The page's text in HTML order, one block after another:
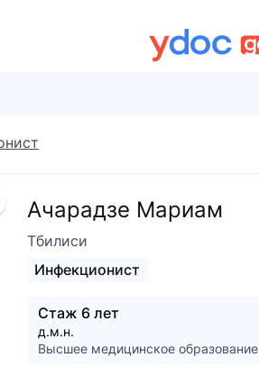
Ачарадзе Мариам
Тбилиси
Инфекционист
Стаж 6 лет
д.м.н.
Высшее медицинское образование